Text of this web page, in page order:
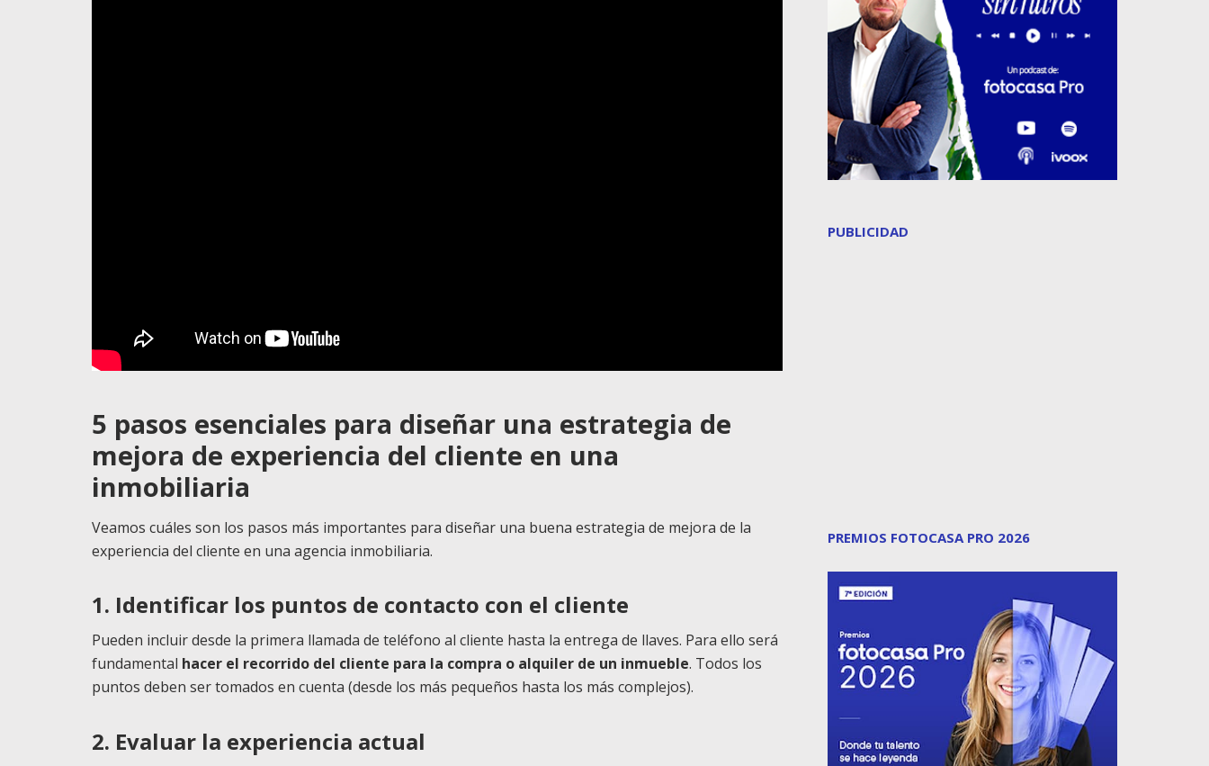
5 pasos esenciales para diseñar una estrategia de
mejora de experiencia del cliente en una
inmobiliaria
Veamos cuáles son los pasos más importantes para diseñar una buena estrategia de mejora de la
experiencia del cliente en una agencia inmobiliaria.
1. Identificar los puntos de contacto con el cliente
Pueden incluir desde la primera llamada de teléfono al cliente hasta la entrega de llaves. Para ello será
fundamental hacer el recorrido del cliente para la compra o alquiler de un inmueble. Todos los
puntos deben ser tomados en cuenta (desde los más pequeños hasta los más complejos).
2. Evaluar la experiencia actual
PUBLICIDAD
PREMIOS FOTOCASA PRO 2026